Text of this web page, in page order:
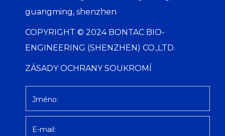
guangming, shenzhen
COPYRIGHT © 2024 BONTAC BIO-
ENGINEERING (SHENZHEN) CO.,LTD.
ZÁSADY OCHRANY SOUKROMÍ